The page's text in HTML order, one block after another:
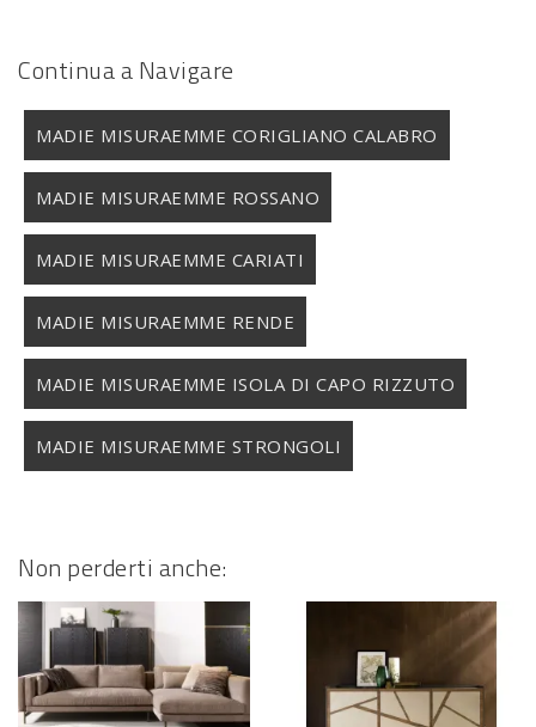
Continua a Navigare
MADIE MISURAEMME CORIGLIANO CALABRO
MADIE MISURAEMME ROSSANO
MADIE MISURAEMME CARIATI
MADIE MISURAEMME RENDE
MADIE MISURAEMME ISOLA DI CAPO RIZZUTO
MADIE MISURAEMME STRONGOLI
Non perderti anche: